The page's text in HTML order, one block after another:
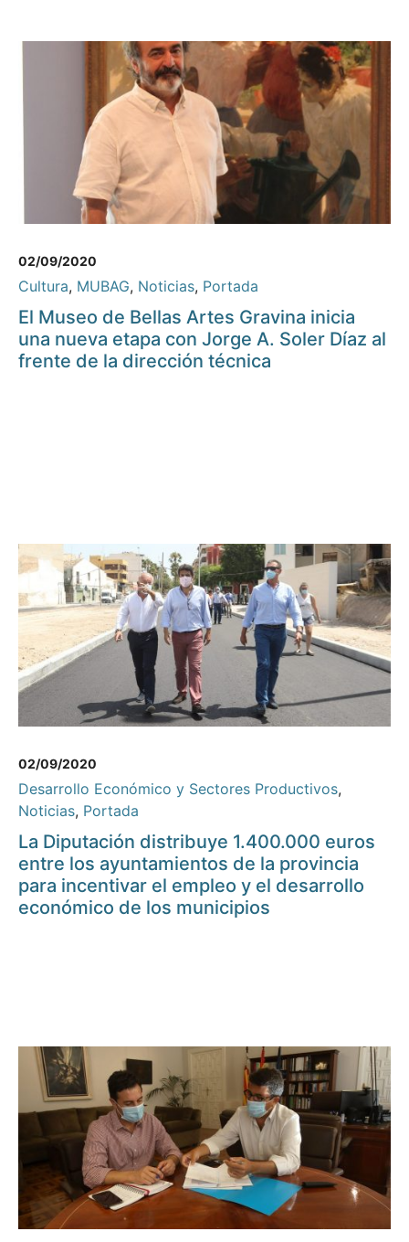
02/09/2020
Cultura, MUBAG, Noticias, Portada
El Museo de Bellas Artes Gravina inicia
una nueva etapa con Jorge A. Soler Díaz al
frente de la dirección técnica
02/09/2020
Desarrollo Económico y Sectores Productivos,
Noticias, Portada
La Diputación distribuye 1.400.000 euros
entre los ayuntamientos de la provincia
para incentivar el empleo y el desarrollo
económico de los municipios